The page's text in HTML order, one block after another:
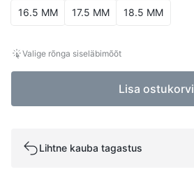
Rõnga siseläbimõõt
16.5 MM 17.5 MM 18.5 MM
Valige rõnga siseläbimõõt
Lisa ostukorvi
Lihtne kauba tagastus